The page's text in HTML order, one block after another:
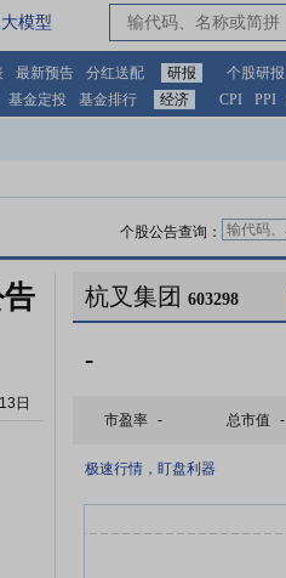
模型
最新预告 分红送配 研报 个股研报
基金定投 基金排行 经济 CPI PPI
个股公告查询：
日
杭叉集团 603298
-
市盈率 - 总市值 -
极速行情，盯盘利器